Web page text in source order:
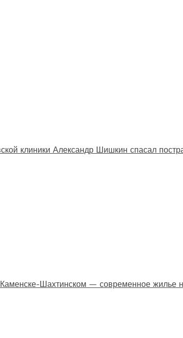
клиники Александр Шишкин спасал
Шахтинском — современное жилье